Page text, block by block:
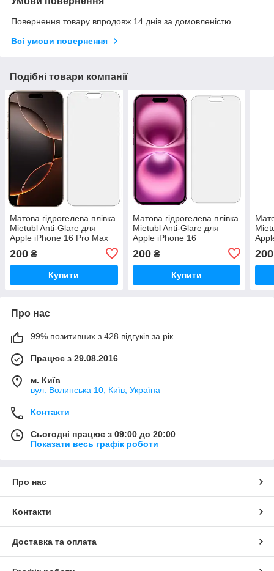
Повернення товару впродовж 14 днів за домовленістю
Всі умови повернення
Подібні товари компанії
Матова гідрогелева плівка
Mietubl Anti-Glare для
Apple iPhone 16 Pro Max
200 ₴
Купити
Матова гідрогелева плівка
Mietubl Anti-Glare для
Apple iPhone 16
200₴
Купити
200
Про нас
99% позитивних з 428 відгуків за рік
Працює з 29.08.2016
м. Київ
вул. Волинська 10, Київ, Україна
Контакти
Сьогодні працює з 09:00 до 20:00
Показати весь графік роботи
Про нас
Контакти
Доставка та оплата